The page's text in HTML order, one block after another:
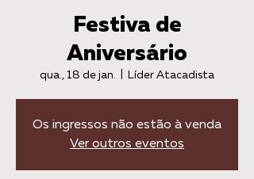
Festiva de
Aniversário
qua., 18 de jan. Líder Atacadista
Os ingressos não estão à venda
Ver outros eventos